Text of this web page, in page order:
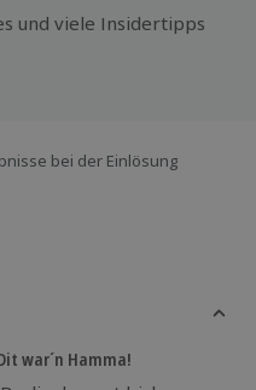
und viele Insidertipps
bei der Einlösung
war´n Hamma!